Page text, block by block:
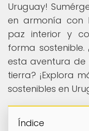
Uruguay!
en armonía con
paz interior y
forma
esta aventura de
tierra? ¡Explora
sostenibles en
Índice